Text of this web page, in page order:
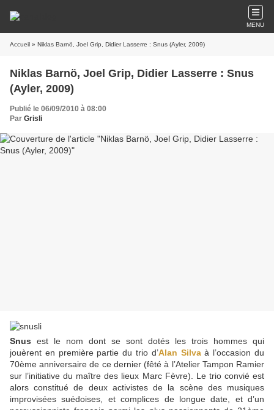
MENU
Accueil » Niklas Barnö, Joel Grip, Didier Lasserre : Snus (Ayler, 2009)
Niklas Barnö, Joel Grip, Didier Lasserre : Snus
(Ayler, 2009)
Publié le 06/09/2010 à 08:00
Par Grisli
Snus est le nom dont se sont dotés les trois hommes qui
jouèrent en première partie du trio d’Alan Silvaà l’occasion du
70ème anniversaire de ce dernier (fêté à l’Atelier Tampon Ramier
sur l’initiative du maître des lieux Marc Fèvre). Le trio convié est
alors constitué de deux activistes de la scène des musiques
improvisées suédoises, et complices de longue date, et d’un